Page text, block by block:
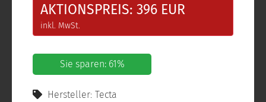
AKTIONSPREIS: 396 EUR
inkl. MwSt.
Sie sparen: 61%
Hersteller: Tecta